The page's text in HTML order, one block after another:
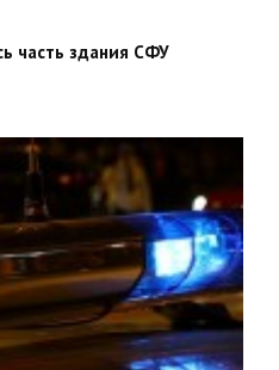
часть здания СФУ